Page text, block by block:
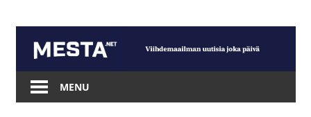
content
Mesta.net
MENU